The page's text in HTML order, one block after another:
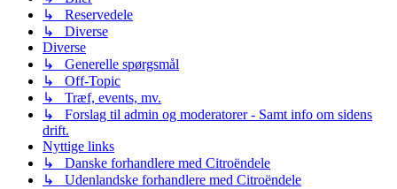
↳ Reservedele
↳ Diverse
Diverse
↳ Generelle spørgsmål
↳ Off-Topic
↳ Træf, events, mv.
↳ Forslag til admin og moderatorer - Samt info om sidens
drift.
Nyttige links
↳ Danske forhandlere med Citroëndele
↳ Udenlandske forhandlere med Citroëndele